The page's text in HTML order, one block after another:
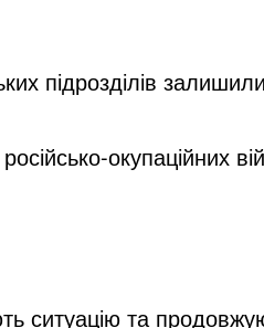
підрозділів
окупаційних
ситуацію та